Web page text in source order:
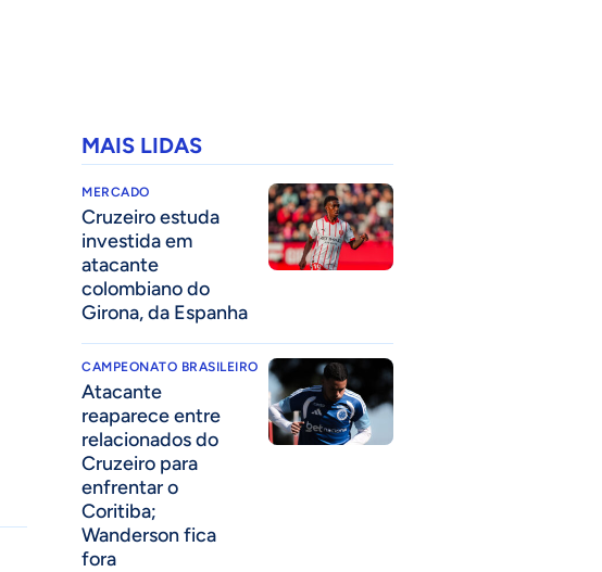
MAIS LIDAS
MERCADO
Cruzeiro estuda
investida em
atacante
colombiano do
Girona, da Espanha
CAMPEONATO BRASILEIRO
Atacante
reaparece entre
relacionados do
Cruzeiro para
enfrentar o
Coritiba;
Wanderson fica
fora